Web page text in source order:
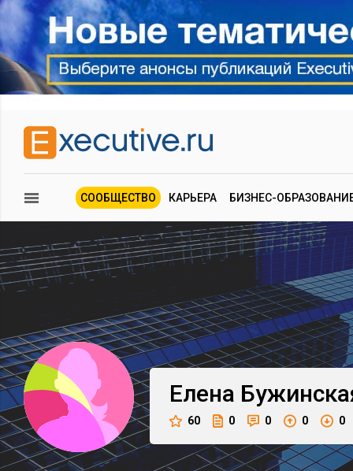
СООБЩЕСТВО КАРЬЕРА БИЗНЕС-
Елена
60 0 0 0 0